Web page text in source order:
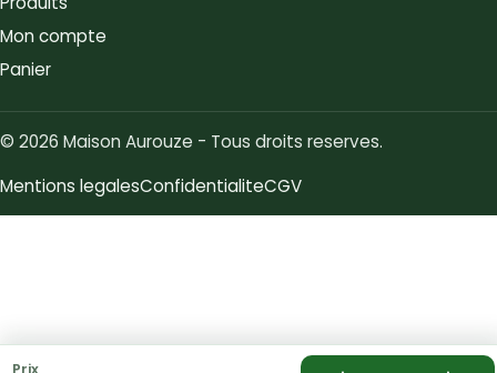
Prix
Mon compte
Panier
© 2026 Maison Aurouze - Tous droits reserves.
Mentions legalesConfidentialiteCGV